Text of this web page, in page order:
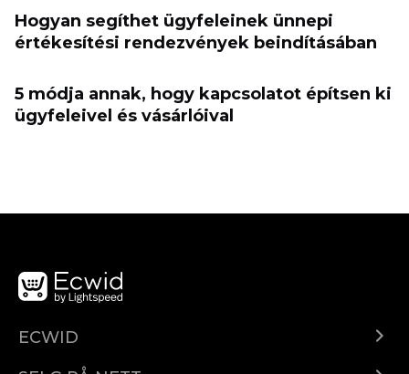
Hogyan segíthet ügyfeleinek ünnepi
értékesítési rendezvények beindításában
5 módja annak, hogy kapcsolatot építsen ki
ügyfeleivel és vásárlóival
ECWID